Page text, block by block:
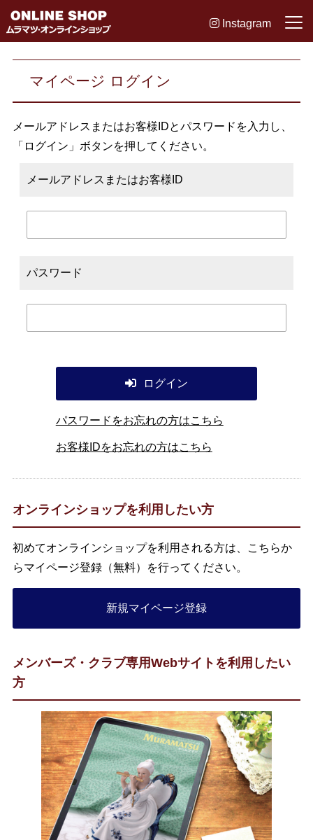
Instagram
マイページ ログイン
メールアドレスまたはお客様IDとパスワードを入力し、
「ログイン」ボタンを押してください。
メールアドレスまたはお客様ID
パスワード
ログイン
パスワードをお忘れの方はこちら
お客様IDをお忘れの方はこちら
オンラインショップを利用したい方
初めてオンラインショップを利用される方は、こちらか
らマイページ登録（無料）を行ってください。
新規マイページ登録
メンバーズ・クラブ専用Webサイトを利用したい
方